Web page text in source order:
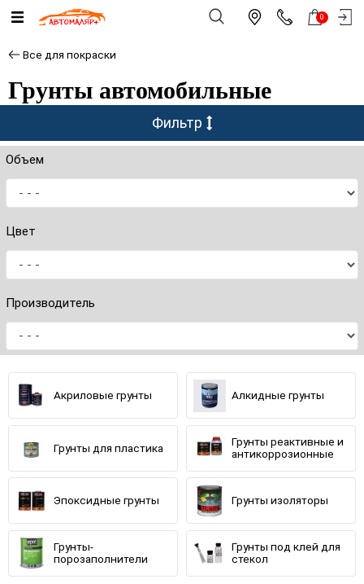
0
Все для покраски
Грунты автомобильные
Фильтр
Объем
Цвет
Производитель
Акриловые грунты Алкидные грунты
Грунты для пластика
Грунты реактивные и
антикоррозионные
Эпоксидные грунты Грунты изоляторы
Грунты-
порозаполнители
Грунты под клей для
стекол